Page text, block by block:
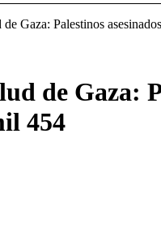
Gaza: Palestinos
de Gaza:
454